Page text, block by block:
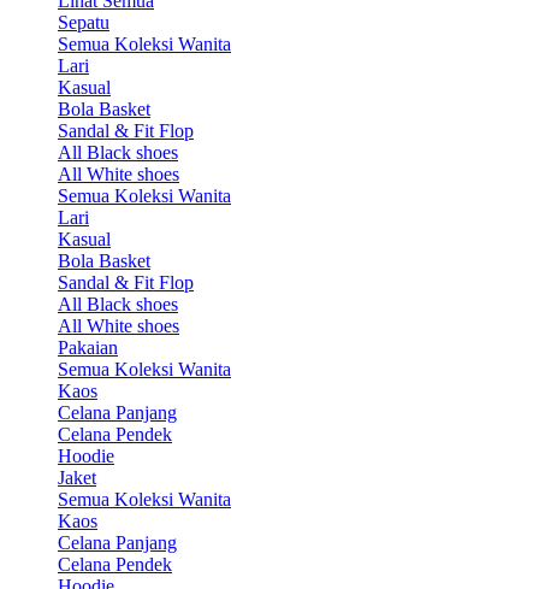
Sepatu
Semua Koleksi Wanita
Lari
Kasual
Bola Basket
Sandal & Fit Flop
All Black shoes
All White shoes
Semua Koleksi Wanita
Lari
Kasual
Bola Basket
Sandal & Fit Flop
All Black shoes
All White shoes
Pakaian
Semua Koleksi Wanita
Kaos
Celana Panjang
Celana Pendek
Hoodie
Jaket
Semua Koleksi Wanita
Kaos
Celana Panjang
Celana Pendek